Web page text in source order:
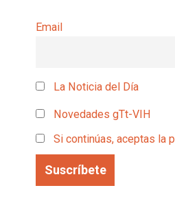
Email
La Noticia del Día
Novedades gTt-VIH
Si continúas, aceptas la